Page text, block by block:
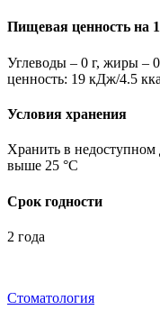
Пищевая ценность на
Углеводы – 0 г, жиры –
ценность: 19 кДж/4.5
Условия хранения
Хранить в недоступном
выше 25 °С
Срок годности
2 года
Стоматология